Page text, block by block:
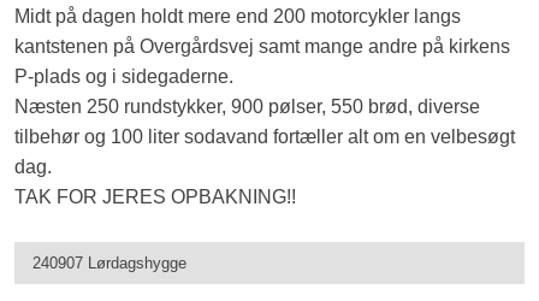
Midt på dagen holdt mere end 200 motorcykler langs
kantstenen på Overgårdsvej samt mange andre på kirkens
P-plads og i sidegaderne.
Næsten 250 rundstykker, 900 pølser​, 550 brød, diverse
tilbehør og 100 liter sodavand fortæller alt om en velbesøgt
dag.
TAK FOR JERES OPBAKNING!!
240907 Lørdagshygge